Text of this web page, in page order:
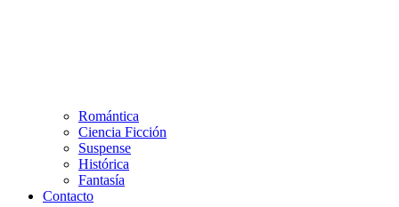
Romántica
Ciencia Ficción
Suspense
Histórica
Fantasía
Contacto